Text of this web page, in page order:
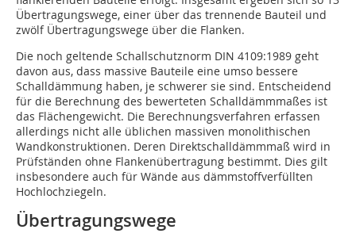
Übertragungswege, einer über das trennende Bauteil und
zwölf Übertragungswege über die Flanken.
Die noch geltende Schallschutznorm DIN 4109:1989 geht
davon aus, dass massive Bauteile eine umso bessere
Schalldämmung haben, je schwerer sie sind. Entscheidend
für die Berechnung des bewerteten Schalldämmmaßes ist
das Flächengewicht. Die Berechnungsverfahren erfassen
allerdings nicht alle üblichen massiven monolithischen
Wandkonstruktionen. Deren Direktschalldämmmaß wird in
Prüfständen ohne Flankenübertragung bestimmt. Dies gilt
insbesondere auch für Wände aus dämmstoffverfüllten
Hochloch­ziegeln.
Übertragungswege